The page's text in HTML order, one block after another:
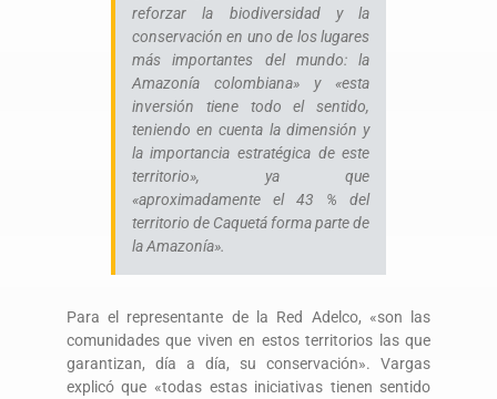
reforzar la biodiversidad y la
conservación en uno de los lugares
más importantes del mundo: la
Amazonía colombiana» y «esta
inversión tiene todo el sentido,
teniendo en cuenta la dimensión y
la importancia estratégica de este
territorio», ya que
«aproximadamente el 43 % del
territorio de Caquetá forma parte de
la Amazonía».
Para el representante de la Red Adelco, «son las
comunidades que viven en estos territorios las que
garantizan, día a día, su conservación». Vargas
explicó que «todas estas iniciativas tienen sentido